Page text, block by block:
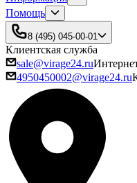
Помощь
8 (495) 045-00-01
Клиентская служба
sale@virage24.ru
4950450002@virage24.ru